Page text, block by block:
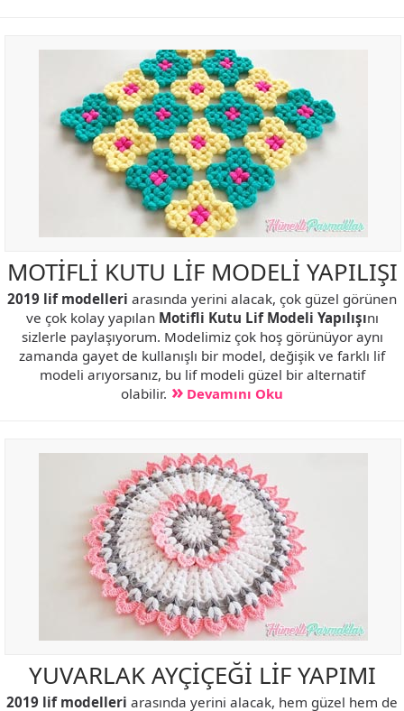
MOTİFLİ KUTU LİF MODELİ YAPILIŞI
2019 lif modelleri arasında yerini alacak, çok güzel görünen
ve çok kolay yapılan Motifli Kutu Lif Modeli Yapılışını
sizlerle paylaşıyorum. Modelimiz çok hoş görünüyor aynı
zamanda gayet de kullanışlı bir model, değişik ve farklı lif
modeli arıyorsanız, bu lif modeli güzel bir alternatif
olabilir.
Devamını Oku
YUVARLAK AYÇİÇEĞİ LİF YAPIMI
2019 lif modelleri arasında yerini alacak, hem güzel hem de